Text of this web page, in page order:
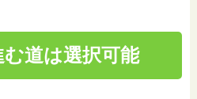
道は選択可能